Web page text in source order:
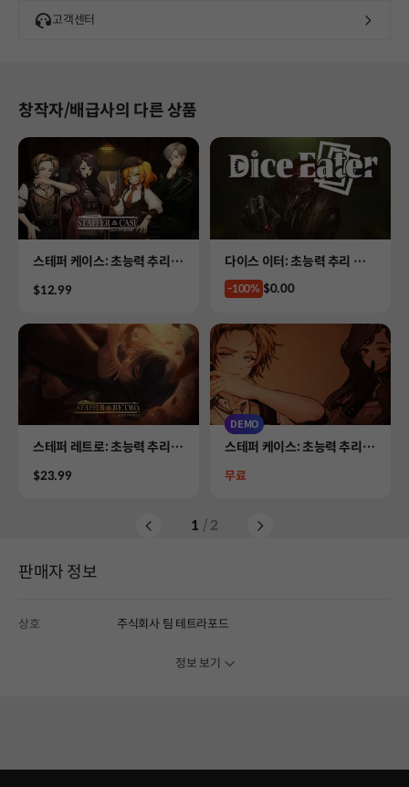
고객센터
창작자/배급사의 다른 상품
Product
스테퍼 케이스: 초능력 추리
Price
$12.99
Product
다이스 이터: 초능력 추리 카
드게임
-100% Price
$0.00
Product
스테퍼 레트로: 초능력 추리
Price
$23.99
DEMO
Product
스테퍼 케이스: 초능력 추리
Price
무료
1 / 2
판매자 정보
상호 주식회사 팀 테트라포드
정보 보기